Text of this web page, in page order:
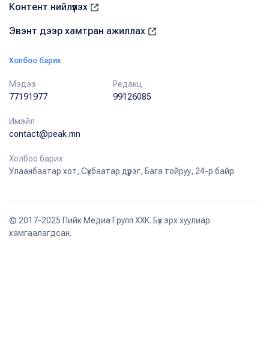
Контент нийлүүлэх
Эвэнт дээр хамтран ажиллах
Холбоо барих
Мэдээ
77191977
Редакц
99126085
Имэйл
contact@peak.mn
Холбоо барих
Улаанбаатар хот, Сүхбаатар дүүрэг, Бага тойруу, 24-р байр
© 2017-2025 Пийк Медиа Групп ХХК. Бүх эрх хуулиар
хамгаалагдсан.